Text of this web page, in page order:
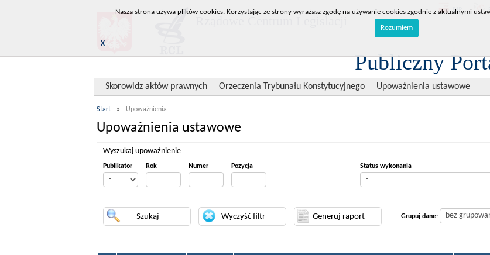
BIP
Publiczny
Skorowidz aktów prawnych Orzeczenia Trybunału Konstytucyjnego Upoważnienia ustawowe
Start » Upoważnienia
Upoważnienia ustawowe
Wyszukaj upoważnienie
Publikator Rok Numer Pozycja Status wykonania
Grupuj dane:
Nasza strona używa plików cookies. Korzystając ze strony wyrażasz zgodę na używanie cookies zgodnie z aktualnymi
Rozumiem
X